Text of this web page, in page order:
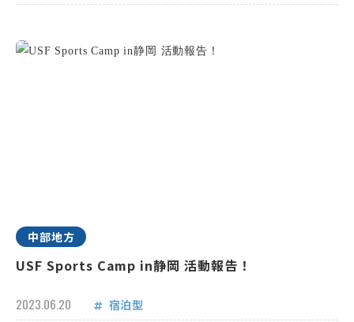
中部地方
USF Sports Camp in静岡 活動報告！
2023.06.20 宿泊型